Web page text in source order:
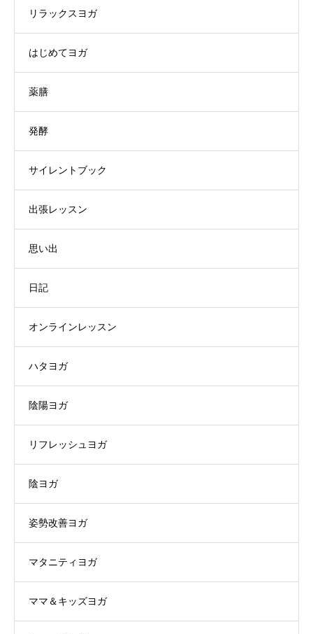
リラックスヨガ
はじめてヨガ
薬膳
発酵
サイレントブック
出張レッスン
思い出
日記
オンラインレッスン
ハタヨガ
陰陽ヨガ
リフレッシュヨガ
陰ヨガ
姿勢改善ヨガ
マタニティヨガ
ママ＆キッズヨガ